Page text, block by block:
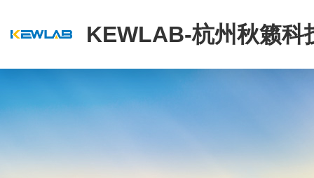
KEWLAB-杭州秋籁科
公司